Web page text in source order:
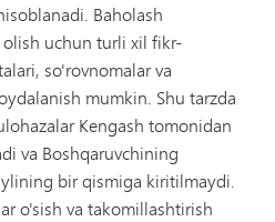
Baholash
uchun turli xil fikr-
so'rovnomalar va
mumkin. Shu tarzda
Kengash tomonidan
va Boshqaruvchining
bir qismiga kiritilmaydi.
o'sish va takomillashtirish